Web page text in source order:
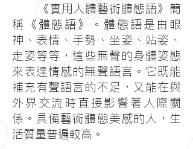
《實用人體藝術體態語》簡
稱《體態語》。體態語是由眼
神、表情、手勢、坐姿、站姿、
走姿等等，這些無聲的身體姿態
來表達情感的無聲語言。它既能
補充有聲語言的不足，又能在與
外界交流時直接影響著人際關
係。具備藝術體態美感的人，生
活質量普遍較高。